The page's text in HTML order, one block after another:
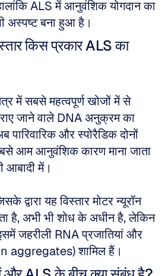
ALS में आनुवंशिक योगदान का
अस्पष्ट बना हुआ है।
किस प्रकार ALS का
ALS आनुवंशिकी के क्षेत्र में सबसे महत्वपूर्ण खोजों में से
जाने वाले DNA अनुक्रम का
पारिवारिक और स्पोरैडिक दोनों
आम आनुवंशिक कारण माना जाता
आबादी में।
द्वारा यह विस्तार मोटर न्यूरॉन
है, अभी भी शोध के अधीन है, लेकिन
जहरीली RNA प्रजातियां और
aggregates) शामिल हैं।